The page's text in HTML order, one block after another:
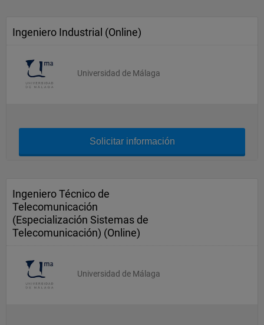
Ingeniero Industrial (Online)
Universidad de Málaga
Solicitar información
Ingeniero Técnico de
Telecomunicación
(Especialización Sistemas de
Telecomunicación) (Online)
Universidad de Málaga